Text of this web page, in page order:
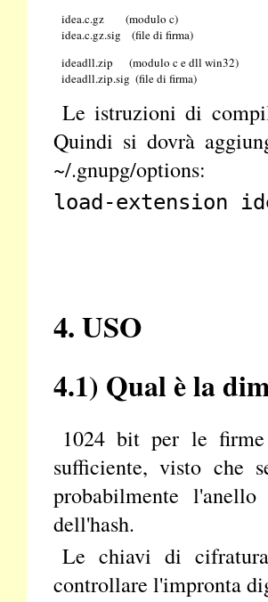
   idea.c.gz        (modulo c)
   idea.c.gz.sig    (file di firma)
   ideadll.zip      (modulo c e dll win32)
   ideadll.zip.sig  (file di firma)
Le istruzioni di
Quindi si dovrà
~/.gnupg/options:
load-extension
4. USO
4.1) Qual è la
1024 bit per le
sufficiente, visto che
probabilmente
dell'hash.
Le chiavi di
controllare l'impronta